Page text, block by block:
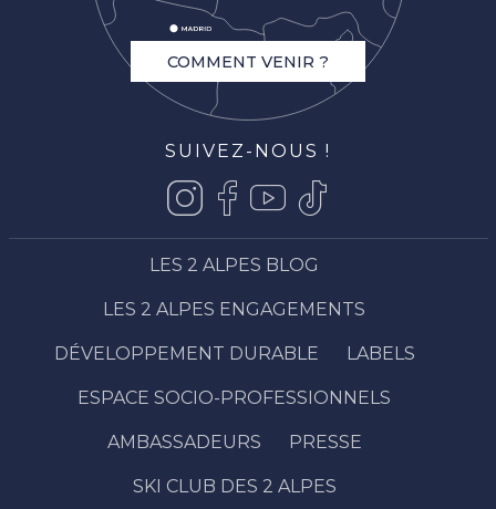
COMMENT VENIR ?
SUIVEZ-NOUS !
LES 2 ALPES BLOG
LES 2 ALPES ENGAGEMENTS
DÉVELOPPEMENT DURABLE LABELS
ESPACE SOCIO-PROFESSIONNELS
AMBASSADEURS PRESSE
SKI CLUB DES 2 ALPES